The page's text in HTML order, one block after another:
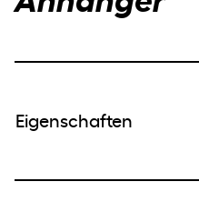
Eigenschaften